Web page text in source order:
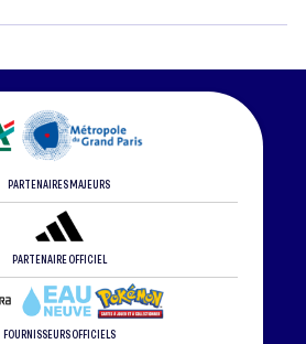
PARTENAIRES MAJEURS
PARTENAIRE OFFICIEL
FOURNISSEURS OFFICIELS